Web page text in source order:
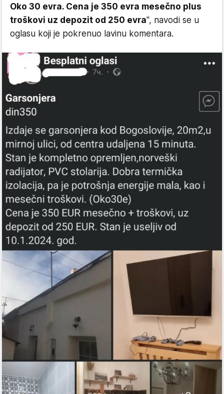
Oko 30 evra. Cena je 350 evra mesečno plus
troškovi uz depozit od 250 evra", navodi se u
oglasu koji je pokrenuo lavinu komentara.